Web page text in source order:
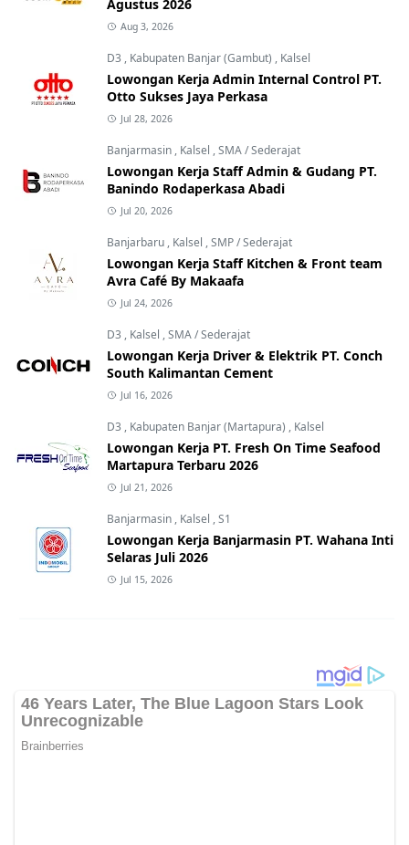
Agustus 2026
Aug 3, 2026
D3 , Kabupaten Banjar (Gambut) , Kalsel
Lowongan Kerja Admin Internal Control PT.
Otto Sukses Jaya Perkasa
Jul 28, 2026
Banjarmasin , Kalsel ,SMA / Sederajat
Lowongan Kerja Staff Admin & Gudang PT.
Banindo Rodaperkasa Abadi
Jul 20, 2026
Banjarbaru , Kalsel ,SMP / Sederajat
Lowongan Kerja Staff Kitchen & Front team
Avra Café By Makaafa
Jul 24, 2026
D3 , Kalsel ,SMA / Sederajat
Lowongan Kerja Driver & Elektrik PT. Conch
South Kalimantan Cement
Jul 16, 2026
D3 , Kabupaten Banjar (Martapura) , Kalsel
Lowongan Kerja PT. Fresh On Time Seafood
Martapura Terbaru 2026
Jul 21, 2026
Banjarmasin , Kalsel ,S1
Lowongan Kerja Banjarmasin PT. Wahana Inti
Selaras Juli 2026
Jul 15, 2026